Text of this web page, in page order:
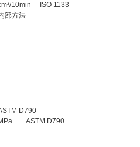
10min
ISO 1133
部方法
D790
ASTM D790